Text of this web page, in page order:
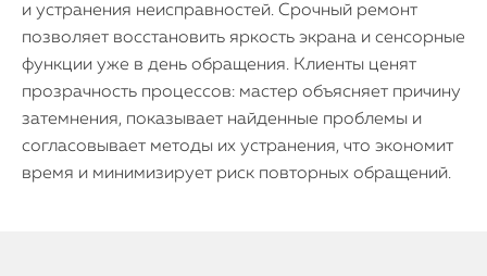
и устранения неисправностей. Срочный ремонт
позволяет восстановить яркость экрана и сенсорные
функции уже в день обращения. Клиенты ценят
прозрачность процессов: мастер объясняет причину
затемнения, показывает найденные проблемы и
согласовывает методы их устранения, что экономит
время и минимизирует риск повторных обращений.